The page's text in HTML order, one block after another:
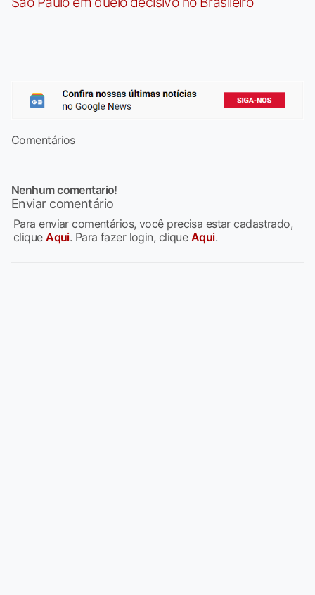
Comentários
Nenhum comentario!
Enviar comentário
Para enviar comentários, você precisa estar cadastrado,
cliqueAqui. Para fazer login, clique Aqui.